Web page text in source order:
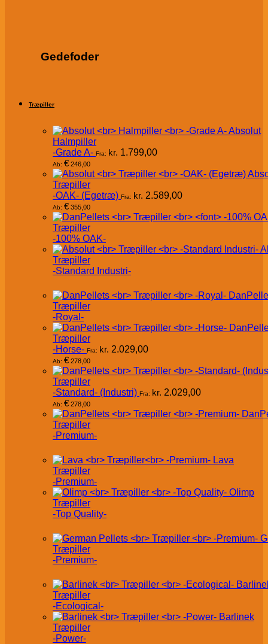
Gedefoder
Træpiller
Absolut
Halmpiller
-Grade A- Fra: kr. 1.799,00
Ab: € 246,00
Træpiller
-OAK- (Egetræ) Fra: kr. 2.589,00
Ab: € 355,00
Træpiller
-100% OAK-
Træpiller
-Standard Industri-
Træpiller
-Royal-
Træpiller
-Horse- Fra: kr. 2.029,00
Ab: € 278,00
Træpiller
-Standard- (Industri) Fra: kr. 2.029,00
Ab: € 278,00
Træpiller
-Premium-
Lava
Træpiller
-Premium-
Olimp
Træpiller
-Top Quality-
Træpiller
-Premium-
Træpiller
-Ecological-
Barlinek
Træpiller
-Power-